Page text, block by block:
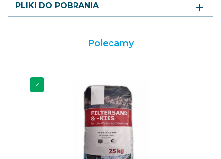
PLIKI DO POBRANIA
Polecamy